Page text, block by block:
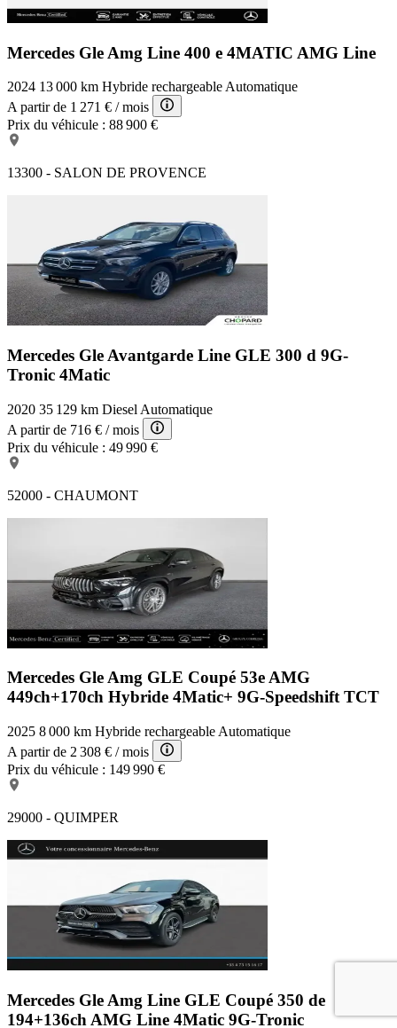
Mercedes Gle Amg Line 400 e 4MATIC AMG Line
2024 13 000 km Hybride rechargeable Automatique
A partir de 1 271 € / mois
Prix du véhicule : 88 900 €
13300 - SALON DE PROVENCE
Mercedes Gle Avantgarde Line GLE 300 d 9G-
Tronic 4Matic
2020 35 129 km Diesel Automatique
A partir de 716 € / mois
Prix du véhicule : 49 990 €
52000 - CHAUMONT
Mercedes Gle Amg GLE Coupé 53e AMG
449ch+170ch Hybride 4Matic+ 9G-Speedshift TCT
2025 8 000 km Hybride rechargeable Automatique
A partir de 2 308 € / mois
Prix du véhicule : 149 990 €
29000 - QUIMPER
Mercedes Gle Amg Line GLE Coupé 350 de
194+136ch AMG Line 4Matic 9G-Tronic